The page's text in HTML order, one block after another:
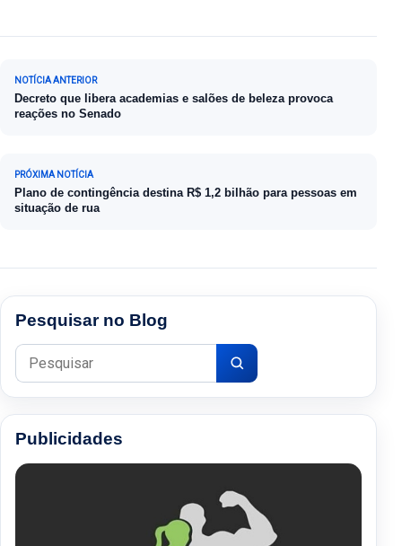
Navegação de Post
NOTÍCIA ANTERIOR
Decreto que libera academias e salões de beleza provoca
reações no Senado
PRÓXIMA NOTÍCIA
Plano de contingência destina R$ 1,2 bilhão para pessoas em
situação de rua
Pesquisar no Blog
Pesquisar por:
Publicidades